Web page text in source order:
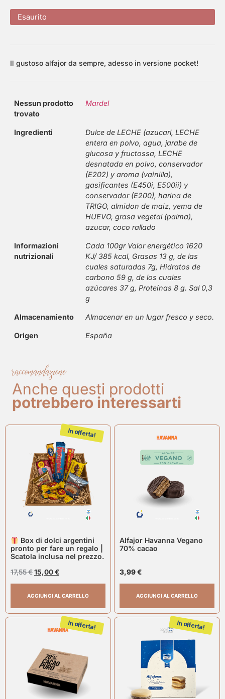
Esaurito
Il gustoso alfajor da sempre, adesso in versione pocket!
Nessun prodotto
trovato
Mardel
Ingredienti
Dulce de LECHE (azucarl, LECHE
entera en polvo, agua, jarabe de
glucosa y fructossa, LECHE
desnatada en polvo, conservador
(E202) y aroma (vainilla),
gasificantes (E450i, E500ii) y
conservador (E200), harina de
TRIGO, almidon de maiz, yema de
HUEVO, grasa vegetal (palma),
azucar, coco rallado
Informazioni
nutrizionali
Cada 100gr Valor energético 1620
KJ/ 385 kcal, Grasas 13 g, de las
cuales saturadas 7g, Hidratos de
carbono 59 g, de los cuales
azúcares 37 g, Proteínas 8 g. Sal 0,3
g
Almacenamiento Almacenar en un lugar fresco y seco.
Origen España
raccomandazione
Anche questi prodotti
potrebbero interessarti
In offerta!
Box di dolci argentini
pronto per fare un regalo |
Scatola inclusa nel prezzo.
17,55€15,00€
AGGIUNGI AL CARRELLO
Alfajor Havanna Vegano
70% cacao
3,99€
AGGIUNGI AL CARRELLO
In offerta! In offerta!